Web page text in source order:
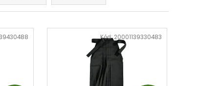
Kód:20001139330483
BANDÁŽE 2,5 M -
- PHWR2773